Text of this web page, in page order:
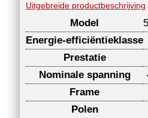
Uitgebreide productbeschrijving
Model
Energie-efficiëntieklasse
Prestatie
Nominale spanning
Frame
Polen